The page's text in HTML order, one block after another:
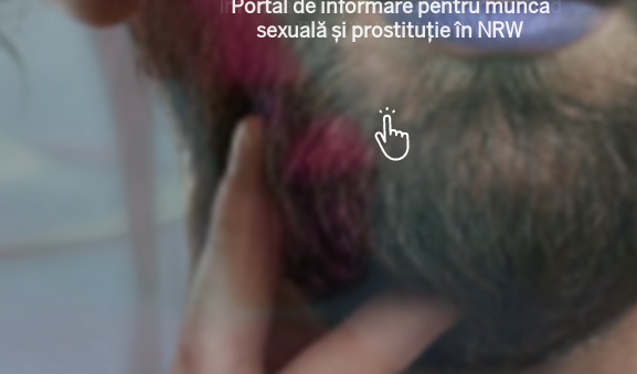
für Sexarbeit
Portal de informare pentru munca
sexuală și prostituție în NRW